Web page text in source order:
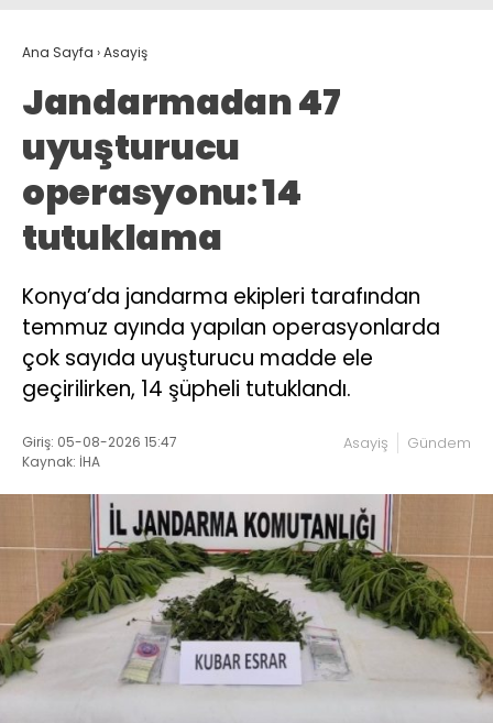
Ana Sayfa ›Asayiş
Jandarmadan 47
uyuşturucu
operasyonu: 14
tutuklama
Konya’da jandarma ekipleri tarafından
temmuz ayında yapılan operasyonlarda
çok sayıda uyuşturucu madde ele
geçirilirken, 14 şüpheli tutuklandı.
Giriş: 05-08-2026 15:47
Kaynak: İHA
Asayiş Gündem